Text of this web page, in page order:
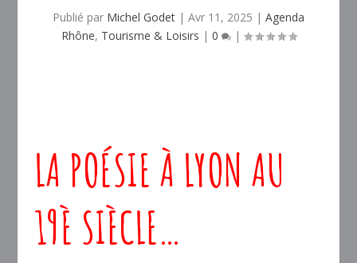
Publié par Michel Godet | Avr 11, 2025 | Agenda
Rhône, Tourisme & Loisirs | 0 |
LA POÉSIE À LYON AU
19È SIÈCLE…